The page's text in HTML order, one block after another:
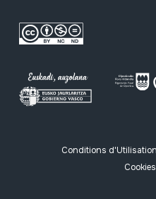
Conditions d'Utilisation